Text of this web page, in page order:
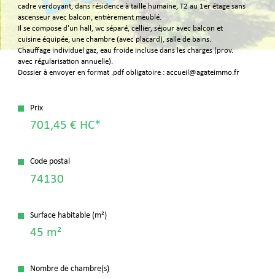
Bilan
énergétique
cadre verdoyant, dans résidence à taille humaine, T2 au 1er étage sans
ascenseur avec balcon, entièrement meublé.
Il se compose d'un hall, wc séparé, cellier, séjour avec balcon et
cuisine équipée, une chambre (avec placard), salle de bains.
Chauffage individuel gaz, eau froide incluse dans les charges (prov.
avec régularisation annuelle).
Dossier à envoyer en format .pdf obligatoire : accueil@agateimmo.fr
Prix
701,45 € HC*
Code postal
74130
Surface habitable (m²)
45 m²
Nombre de chambre(s)